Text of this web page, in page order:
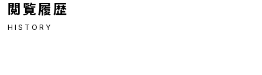
閲覧履歴
HISTORY